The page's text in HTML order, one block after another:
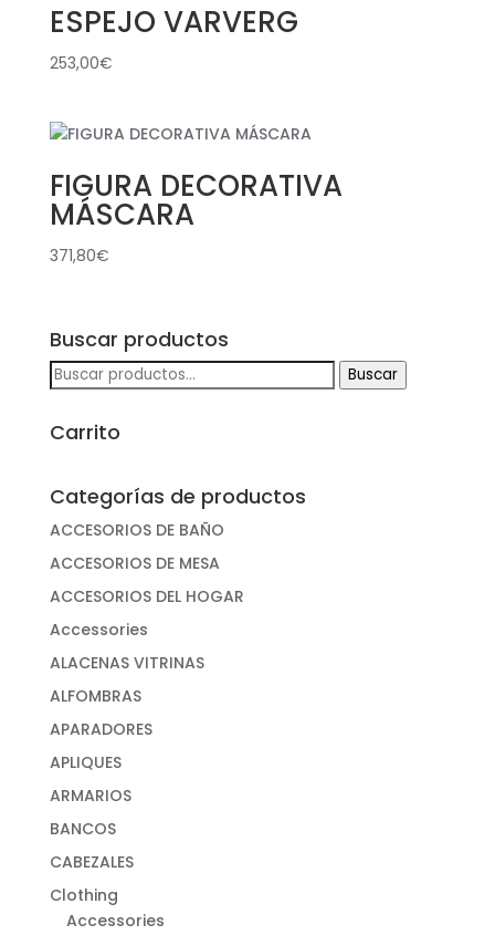
ESPEJO VARVERG
253,00€
FIGURA DECORATIVA
MÁSCARA
371,80€
Buscar productos
Buscar
Buscar
Carrito
Categorías de productos
ACCESORIOS DE BAÑO
ACCESORIOS DE MESA
ACCESORIOS DEL HOGAR
Accessories
ALACENAS VITRINAS
ALFOMBRAS
APARADORES
APLIQUES
ARMARIOS
BANCOS
CABEZALES
Clothing
Accessories